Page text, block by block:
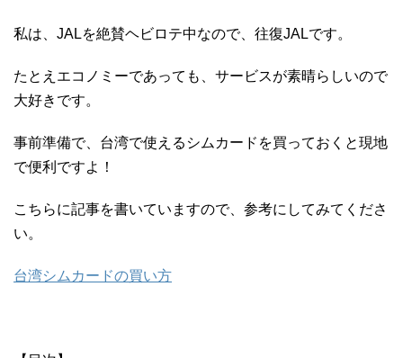
私は、JALを絶賛ヘビロテ中なので、往復JALです。
たとえエコノミーであっても、サービスが素晴らしいので
大好きです。
事前準備で、台湾で使えるシムカードを買っておくと現地
で便利ですよ！
こちらに記事を書いていますので、参考にしてみてくださ
い。
台湾シムカードの買い方